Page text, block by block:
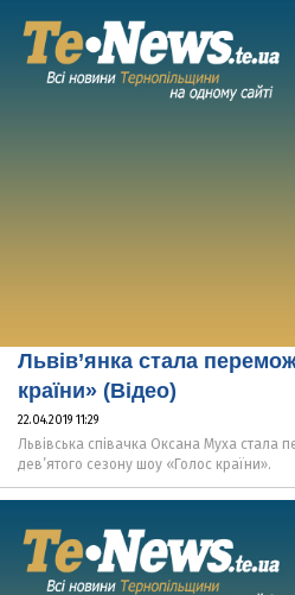
Львів’янка стала
країни» (Відео)
22.04.2019 11:29
Львівська співачка Оксана Муха стала
дев’ятого сезону шоу «Голос країни».